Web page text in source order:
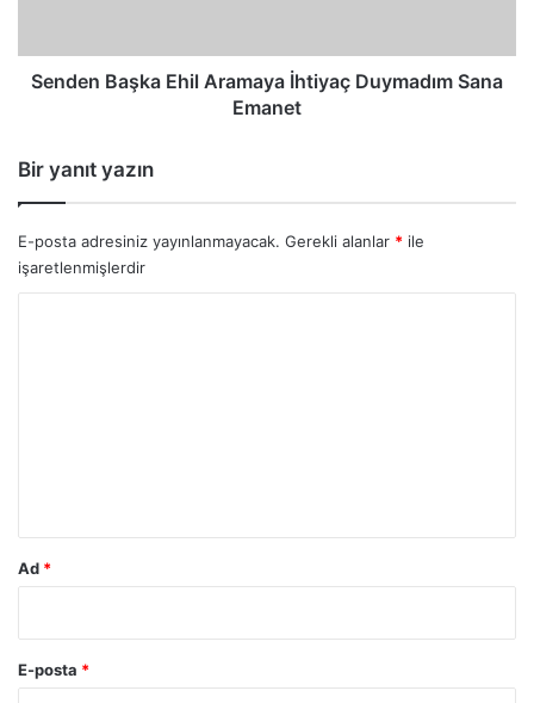
Senden Başka Ehil Aramaya İhtiyaç Duymadım Sana
Emanet
Bir yanıt yazın
E-posta adresiniz yayınlanmayacak. Gerekli alanlar * ile
işaretlenmişlerdir
Ad *
E-posta *